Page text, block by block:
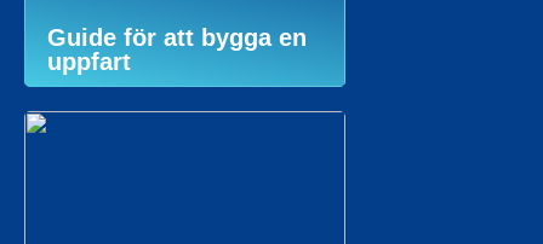
Guide för att bygga en
uppfart